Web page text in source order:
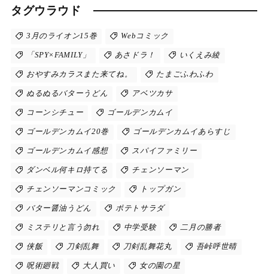
タグウラウド
3月のライオン15巻 Webコミック
「SPY×FAMILY」 あさドラ！ いくえみ綾
おやすみカラスまた来てね。 たまごふわふわ
ぬるぬるバターうどん アベツカサ
コーンシチュー ゴールデンカムイ
ゴールデンカムイ20巻 ゴールデンカムイあらすじ
ゴールデンカムイ感想 スパイファミリー
ダンベル何キロ持てる チェンソーマン
チェンソーマンコミック トップガン
バター醤油うどん ポテトサラダ
ミステリと言う勿れ 中学受験 二月の勝者
侠飯 刀剣乱舞 刀剣乱舞花丸 吾峠呼世晴
呪術廻戦 大人買い 女の園の星